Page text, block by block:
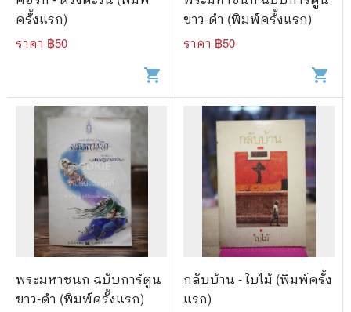
ครั้งแรก)
ราคา ฿50
shopping_cart
ขาว-ดำ (พิมพ์ครั้งแรก)
ราคา ฿50
shopping_cart
พระมหาชนก ฉบับการ์ตูน
ขาว-ดำ (พิมพ์ครั้งแรก)
กลับบ้าน - ใบไม้ (พิมพ์ครั้ง
แรก)